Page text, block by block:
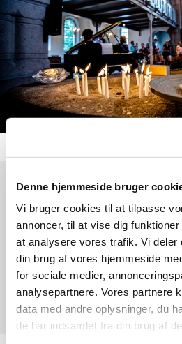
Denne hjemmeside bruger
Vi bruger cookies til at tilpasse
annoncer, til at vise dig
at analysere vores trafik. Vi deler
din brug af vores hjemmeside
for sociale medier,
analysepartnere. Vores partnere
data med andre oplysninger, du
de har indsamlet fra din brug af
Brorsons Kirke,
2200 København N
Mille Bang